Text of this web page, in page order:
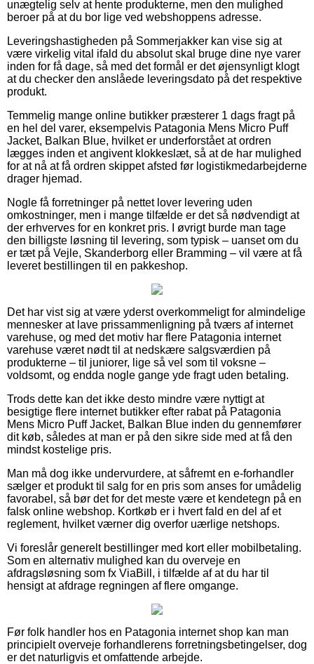
unægtelig selv at hente produkterne, men den mulighed
beroer på at du bor lige ved webshoppens adresse.
Leveringshastigheden på Sommerjakker kan vise sig at
være virkelig vital ifald du absolut skal bruge dine nye varer
inden for få dage, så med det formål er det øjensynligt klogt
at du checker den anslåede leveringsdato på det respektive
produkt.
Temmelig mange online butikker præsterer 1 dags fragt på
en hel del varer, eksempelvis Patagonia Mens Micro Puff
Jacket, Balkan Blue, hvilket er underforstået at ordren
lægges inden et angivent klokkeslæt, så at de har mulighed
for at nå at få ordren skippet afsted før logistikmedarbejderne
drager hjemad.
Nogle få forretninger på nettet lover levering uden
omkostninger, men i mange tilfælde er det så nødvendigt at
der erhverves for en konkret pris. I øvrigt burde man tage
den billigste løsning til levering, som typisk – uanset om du
er tæt på Vejle, Skanderborg eller Bramming – vil være at få
leveret bestillingen til en pakkeshop.
Det har vist sig at være yderst overkommeligt for almindelige
mennesker at lave prissammenligning på tværs af internet
varehuse, og med det motiv har flere Patagonia internet
varehuse været nødt til at nedskære salgsværdien på
produkterne – til juniorer, lige så vel som til voksne –
voldsomt, og endda nogle gange yde fragt uden betaling.
Trods dette kan det ikke desto mindre være nyttigt at
besigtige flere internet butikker efter rabat på Patagonia
Mens Micro Puff Jacket, Balkan Blue inden du gennemfører
dit køb, således at man er på den sikre side med at få den
mindst kostelige pris.
Man må dog ikke undervurdere, at såfremt en e-forhandler
sælger et produkt til salg for en pris som anses for umådelig
favorabel, så bør det for det meste være et kendetegn på en
falsk online webshop. Kortkøb er i hvert fald en del af et
reglement, hvilket værner dig overfor uærlige netshops.
Vi foreslår generelt bestillinger med kort eller mobilbetaling.
Som en alternativ mulighed kan du overveje en
afdragsløsning som fx ViaBill, i tilfælde af at du har til
hensigt at afdrage regningen af flere omgange.
Før folk handler hos en Patagonia internet shop kan man
principielt overveje forhandlerens forretningsbetingelser, dog
er det naturligvis et omfattende arbejde.